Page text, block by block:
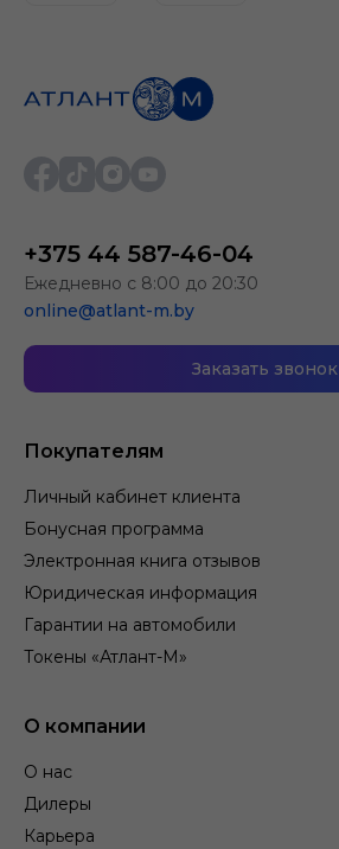
Покупателям
Личный кабинет клиента
Бонусная программа
Электронная книга отзывов
Юридическая информация
Гарантии на автомобили
Токены «Атлант-М»
О компании
О нас
Дилеры
Карьера
+375 44 587-46-04
Ежедневно с 8:00 до 20:30
online@atlant-m.by
Заказать звонок